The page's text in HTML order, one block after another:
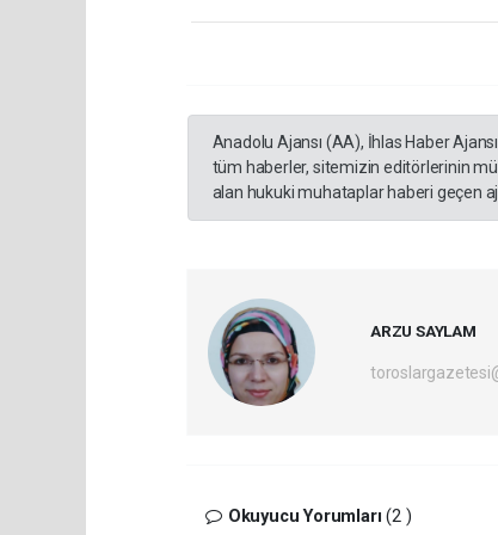
Anadolu Ajansı (AA), İhlas Haber
tüm haberler, sitemizin editörlerinin
alan hukuki muhataplar haberi geçen
ARZU SAYLAM
Okuyucu Yorumları(2 )